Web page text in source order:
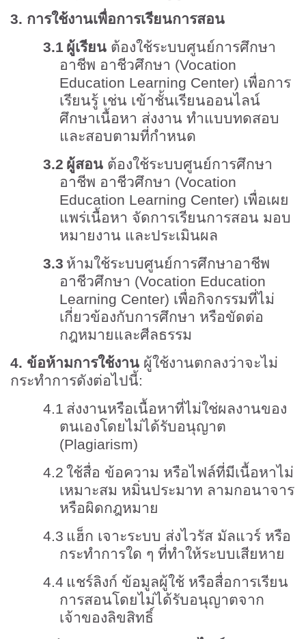
3. การใช้งานเพื่อการเรียนการสอน
3.1 ผู้เรียน ต้องใช้ระบบศูนย์การศึกษา
อาชีพ อาชีวศึกษา (Vocation
Education Learning Center) เพื่อการ
เรียนรู้ เช่น เข้าชั้นเรียนออนไลน์
ศึกษาเนื้อหา ส่งงาน ทำแบบทดสอบ
และสอบตามที่กำหนด
3.2 ผู้สอน ต้องใช้ระบบศูนย์การศึกษา
อาชีพ อาชีวศึกษา (Vocation
Education Learning Center) เพื่อเผย
แพร่เนื้อหา จัดการเรียนการสอน มอบ
หมายงาน และประเมินผล
3.3 ห้ามใช้ระบบศูนย์การศึกษาอาชีพ
อาชีวศึกษา (Vocation Education
Learning Center) เพื่อกิจกรรมที่ไม่
เกี่ยวข้องกับการศึกษา หรือขัดต่อ
กฎหมายและศีลธรรม
4. ข้อห้ามการใช้งาน ผู้ใช้งานตกลงว่าจะไม่
กระทำการดังต่อไปนี้:
4.1 ส่งงานหรือเนื้อหาที่ไม่ใช่ผลงานของ
ตนเองโดยไม่ได้รับอนุญาต
(Plagiarism)
4.2 ใช้สื่อ ข้อความ หรือไฟล์ที่มีเนื้อหาไม่
เหมาะสม หมิ่นประมาท ลามกอนาจาร
หรือผิดกฎหมาย
4.3 แฮ็ก เจาะระบบ ส่งไวรัส มัลแวร์ หรือ
กระทำการใด ๆ ที่ทำให้ระบบเสียหาย
4.4 แชร์ลิงก์ ข้อมูลผู้ใช้ หรือสื่อการเรียน
การสอนโดยไม่ได้รับอนุญาตจาก
เจ้าของลิขสิทธิ์